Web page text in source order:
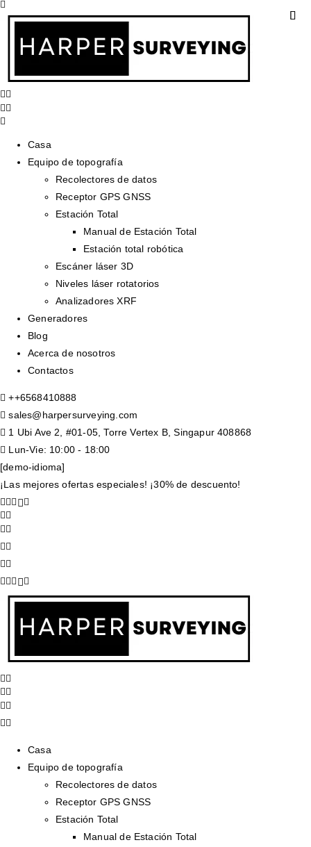
Casa
Equipo de topografía
Recolectores de datos
Receptor GPS GNSS
Estación Total
Manual de Estación Total
Estación total robótica
Escáner láser 3D
Niveles láser rotatorios
Analizadores XRF
Generadores
Blog
Acerca de nosotros
Contactos
++6568410888
sales@harpersurveying.com
1 Ubi Ave 2, #01-05, Torre Vertex B, Singapur 408868
Lun-Vie: 10:00 - 18:00
[demo-idioma]
¡Las mejores ofertas especiales! ¡30% de descuento!
Casa
Equipo de topografía
Recolectores de datos
Receptor GPS GNSS
Estación Total
Manual de Estación Total